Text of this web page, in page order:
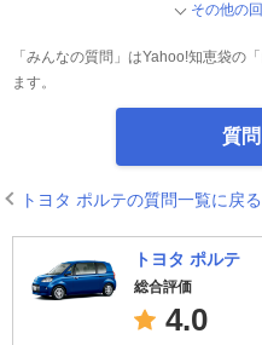
その他の
「みんなの質問」はYahoo!知恵袋の
ます。
質
トヨタ ポルテの質問一覧に戻る
トヨタ ポルテ
総合評価
4.0